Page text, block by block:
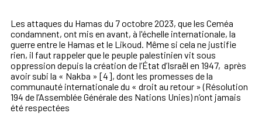
Les attaques du Hamas du 7 octobre 2023, que les Ceméa
condamnent, ont mis en avant, à l'échelle internationale, la
guerre entre le Hamas et le Likoud. Même si cela ne justifie
rien, il faut rappeler que le peuple palestinien vit sous
oppression depuis la création de l’État d’Israël en 1947, après
avoir subi la « Nakba » [4], dont les promesses de la
communauté internationale du « droit au retour » (Résolution
194 de l’Assemblée Générale des Nations Unies) n’ont jamais
été respectées